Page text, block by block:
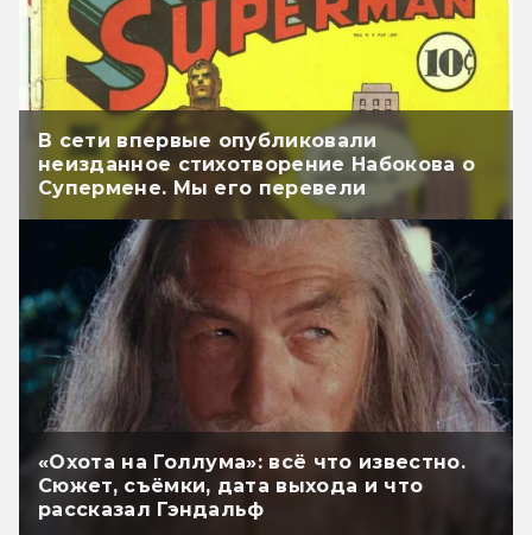
В сети впервые опубликовали
неизданное стихотворение Набокова о
Супермене. Мы его перевели
«Охота на Голлума»: всё что известно.
Сюжет, съёмки, дата выхода и что
рассказал Гэндальф